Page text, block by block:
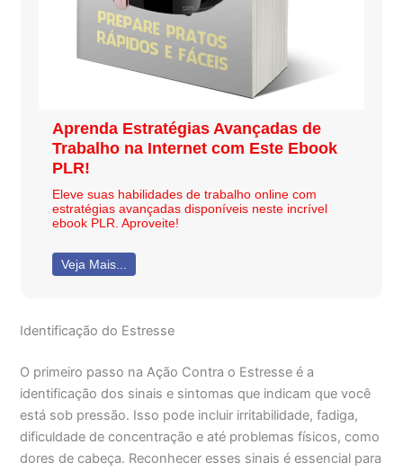
Aprenda Estratégias Avançadas de
Trabalho na Internet com Este Ebook
PLR!
Eleve suas habilidades de trabalho online com
estratégias avançadas disponíveis neste incrível
ebook PLR. Aproveite!
Veja Mais...
Identificação do Estresse
O primeiro passo na Ação Contra o Estresse é a
identificação dos sinais e sintomas que indicam que você
está sob pressão. Isso pode incluir irritabilidade, fadiga,
dificuldade de concentração e até problemas físicos, como
dores de cabeça. Reconhecer esses sinais é essencial para